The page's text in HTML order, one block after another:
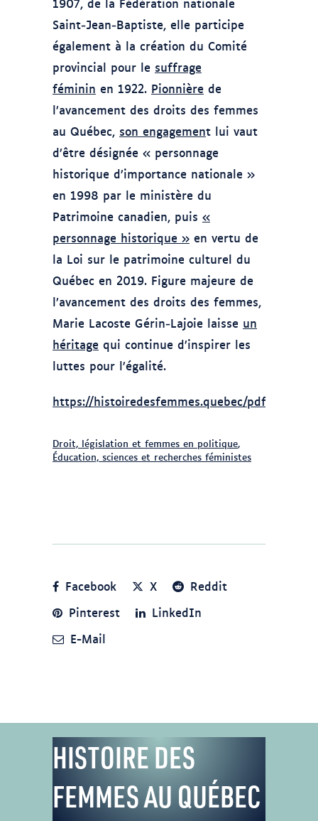
Saint‑Jean‑Baptiste, elle participe
également à la création du Comité
provincial pour le suffrage
féminin en 1922. Pionnière de
l’avancement des droits des femmes
au Québec, son engagement lui vaut
d’être désignée « personnage
historique d’importance nationale »
en 1998 par le ministère du
Patrimoine canadien, puis «
personnage historique » en vertu de
la Loi sur le patrimoine culturel du
Québec en 2019. Figure majeure de
l’avancement des droits des femmes,
Marie Lacoste Gérin‑Lajoie laisse un
héritage qui continue d’inspirer les
luttes pour l’égalité.
https://histoiredesfemmes.quebec/pdf/
Droit, législation et femmes en politique,
Éducation, sciences et recherches féministes
Facebook X
Reddit
Pinterest
LinkedIn
E-Mail
HISTOIRE DES
FEMMES AU QUÉBEC